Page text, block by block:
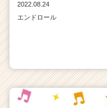
2022.08.24
エンドロール